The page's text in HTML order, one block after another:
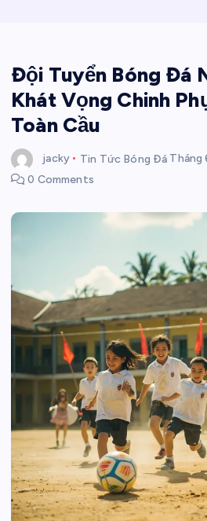
Đội Tuyển Bóng Đá
Khát Vọng Chinh
Toàn Cầu
jacky Tin Tức Bóng Đá Tháng
0 Comments